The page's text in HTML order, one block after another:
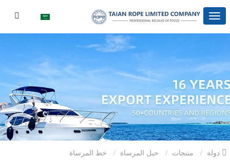
منتجات حبل المرساة